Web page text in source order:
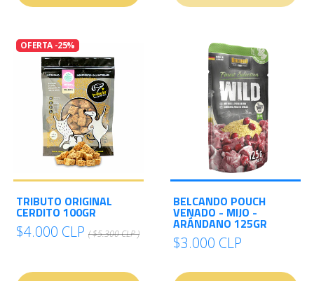
OFERTA -25%
TRIBUTO ORIGINAL
CERDITO 100GR
$4.000 CLP ( $5.300 CLP )
BELCANDO POUCH
VENADO - MIJO -
ARÁNDANO 125GR
$3.000 CLP